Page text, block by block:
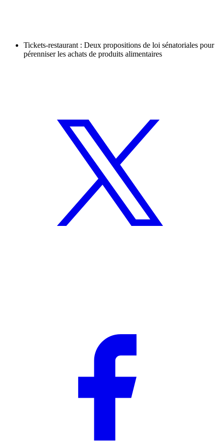
Tickets-restaurant : Deux propositions de loi sénatoriales pour
pérenniser les achats de produits alimentaires